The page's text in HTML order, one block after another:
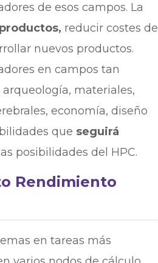
de esos campos. La
reducir costes de
nuevos productos.
en campos tan
materiales,
economía, diseño
que seguirá
posibilidades del HPC.
Rendimiento
en tareas más